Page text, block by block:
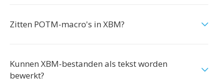
Zitten POTM-macro's in XBM?
Kunnen XBM-bestanden als tekst worden
bewerkt?